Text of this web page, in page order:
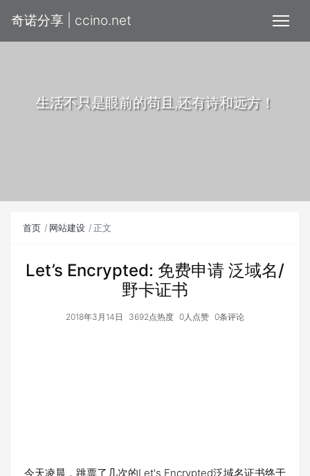
奇诺分享 | ccino.net
生活不只是眼前的苟且,还有诗和远方！
首页 网站建设 正文
Let’s Encrypted: 免费申请 泛域名/
野卡证书
2018年3月14日 3692点热度 0人点赞 0条评论
今天凌晨，跳票了几次的Let's Encrypted泛域名证书终于